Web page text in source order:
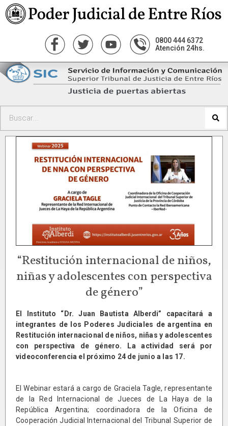
0800 444 6372
Atención 24hs.
“Restitución internacional de niños,
niñas y adolescentes con perspectiva
de género”
El Instituto “Dr. Juan Bautista Alberdi” capacitará a
integrantes de los Poderes Judiciales de argentina en
Restitución internacional de niños, niñas y adolescentes
con perspectiva de género. La actividad será por
videoconferencia el próximo 24 de junio a las 17.
El Webinar estará a cargo de Graciela Tagle, representante
de la Red Internacional de Jueces de La Haya de la
República Argentina; coordinadora de la Oficina de
Cooperación Judicial Internacional del Tribunal Superior de